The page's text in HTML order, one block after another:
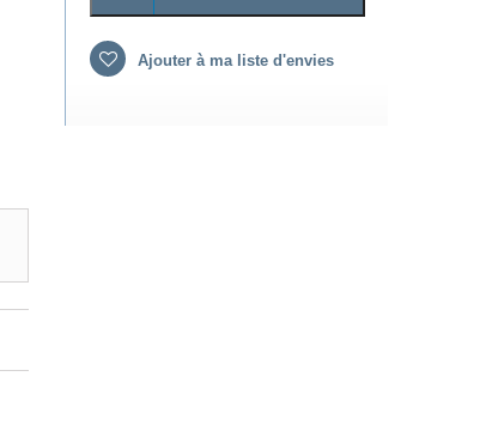
Ajouter à ma liste d'envies